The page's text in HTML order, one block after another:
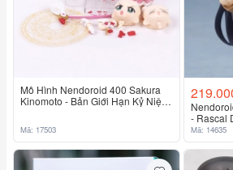
Mô Hình Nendoroid 400 Sakura
Kinomoto - Bản Giới Hạn Kỷ Niệm
Mã: 17503
- Rascal
Girl Senpai
Mã: 14635